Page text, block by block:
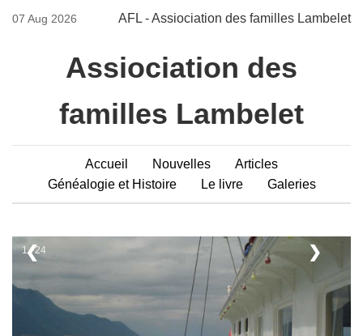
07 Aug 2026 AFL - Assiociation des familles Lambelet
Assiociation des
familles Lambelet
Accueil Nouvelles
Articles
Généalogie et Histoire
Le livre Galeries
1 / 24
❮ ❯